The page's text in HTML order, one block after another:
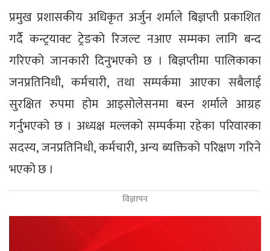
प्रमुख प्रशासकीय अधिकृत अर्जुन शर्माले बिज्ञप्ती प्रकाशित
गर्दै कन्ट्रयाक्ट ट्रेङको रिजल्ट नआए सम्मका लागि बन्द
गरिएको जानकारी दिनुभएको छ । बिज्ञप्तीमा पालिकाका
जनप्रतिनिधी, कर्मचारी, तथा सम्पर्कमा आएका सबैलाई
सुरक्षित रुपमा होम आइसोलेसनमा बस्न शर्माले आग्रह
गर्नुभएको छ । अध्यक्ष मल्लको सम्पर्कमा रहेका परिवारका
सदस्य, जनप्रतिनिधी, कर्मचारी, अन्य ब्यक्तिको परिक्षण गरिने
भएको छ ।
विज्ञापन